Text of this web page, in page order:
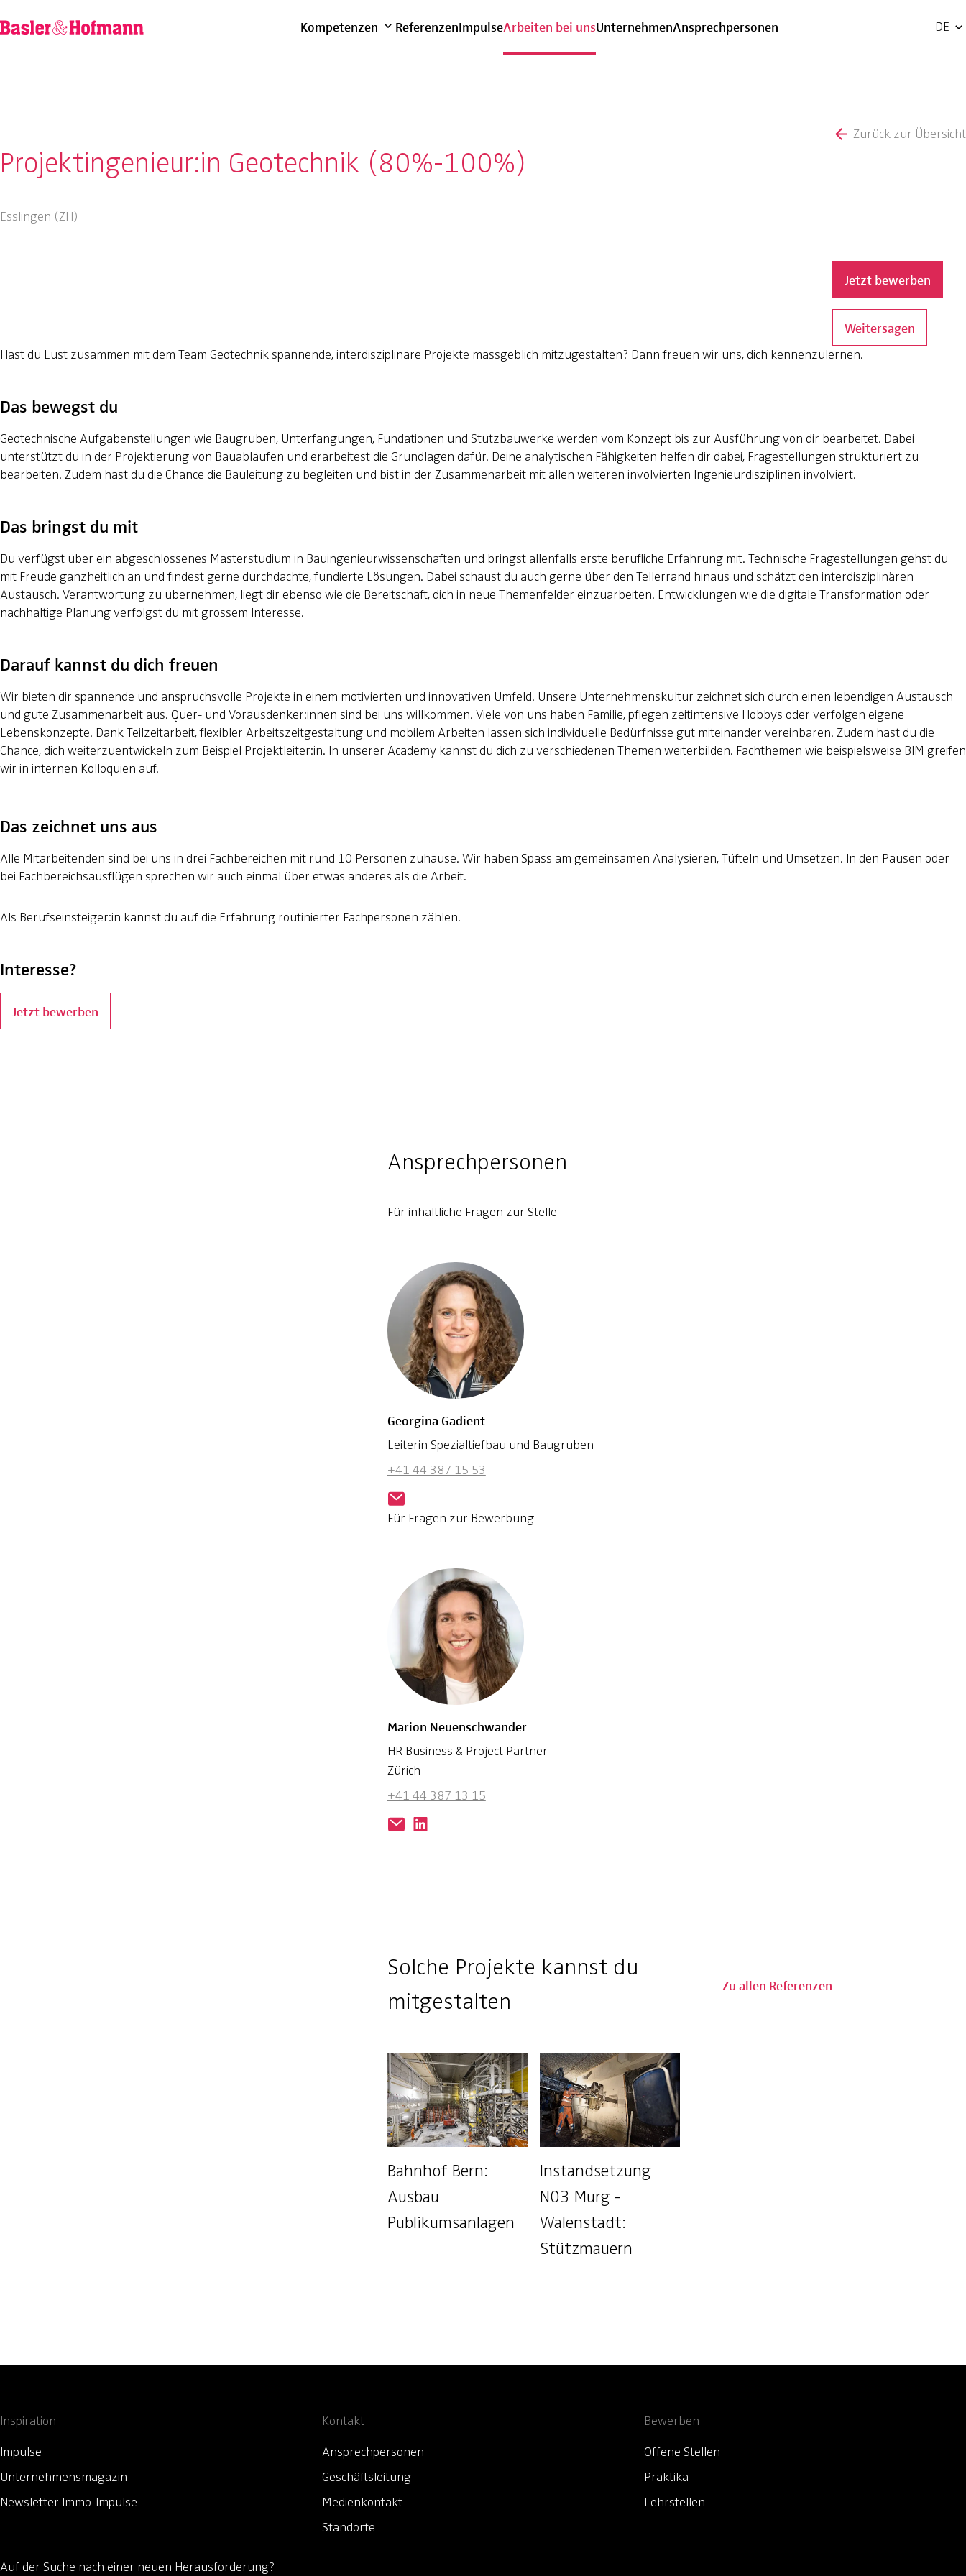
Kompetenzen
ReferenzenImpulseArbeiten bei unsUnternehmenAnsprechpersonen DE
EN
Zurück zur Übersicht
Projektingenieur:in Geotechnik (80%-100%)
Esslingen (ZH)
Jetzt bewerben
Weitersagen
Hast du Lust zusammen mit dem Team Geotechnik spannende, interdisziplinäre Projekte massgeblich mitzugestalten? Dann freuen wir uns, dich kennenzulernen.
Das bewegst du
Geotechnische Aufgabenstellungen wie Baugruben, Unterfangungen, Fundationen und Stützbauwerke werden vom Konzept bis zur Ausführung von dir bearbeitet. Dabei
unterstützt du in der Projektierung von Bauabläufen und erarbeitest die Grundlagen dafür. Deine analytischen Fähigkeiten helfen dir dabei, Fragestellungen strukturiert zu
bearbeiten. Zudem hast du die Chance die Bauleitung zu begleiten und bist in der Zusammenarbeit mit allen weiteren involvierten Ingenieurdisziplinen involviert.
Das bringst du mit
Du verfügst über ein abgeschlossenes Masterstudium in Bauingenieurwissenschaften und bringst allenfalls erste berufliche Erfahrung mit. Technische Fragestellungen gehst du
mit Freude ganzheitlich an und findest gerne durchdachte, fundierte Lösungen. Dabei schaust du auch gerne über den Tellerrand hinaus und schätzt den interdisziplinären
Austausch. Verantwortung zu übernehmen, liegt dir ebenso wie die Bereitschaft, dich in neue Themenfelder einzuarbeiten. Entwicklungen wie die digitale Transformation oder
nachhaltige Planung verfolgst du mit grossem Interesse.
Darauf kannst du dich freuen
Wir bieten dir spannende und anspruchsvolle Projekte in einem motivierten und innovativen Umfeld. Unsere Unternehmenskultur zeichnet sich durch einen lebendigen Austausch
und gute Zusammenarbeit aus. Quer- und Vorausdenker:innen sind bei uns willkommen. Viele von uns haben Familie, pflegen zeitintensive Hobbys oder verfolgen eigene
Lebenskonzepte. Dank Teilzeitarbeit, flexibler Arbeitszeitgestaltung und mobilem Arbeiten lassen sich individuelle Bedürfnisse gut miteinander vereinbaren. Zudem hast du die
Chance, dich weiterzuentwickeln zum Beispiel Projektleiter:in. In unserer Academy kannst du dich zu verschiedenen Themen weiterbilden. Fachthemen wie beispielsweise BIM greifen
wir in internen Kolloquien auf.
Das zeichnet uns aus
Alle Mitarbeitenden sind bei uns in drei Fachbereichen mit rund 10 Personen zuhause. Wir haben Spass am gemeinsamen Analysieren, Tüfteln und Umsetzen. In den Pausen oder
bei Fachbereichsausflügen sprechen wir auch einmal über etwas anderes als die Arbeit.
Als Berufseinsteiger:in kannst du auf die Erfahrung routinierter Fachpersonen zählen.
Interesse?
Jetzt bewerben
Ansprechpersonen
Für inhaltliche Fragen zur Stelle
Georgina Gadient
Leiterin Spezialtiefbau und Baugruben
+41 44 387 15 53
Für Fragen zur Bewerbung
Marion Neuenschwander
HR Business & Project Partner
Zürich
+41 44 387 13 15
Solche Projekte kannst du
mitgestalten
Bahnhof Bern:
Ausbau
Publikumsanlagen
Instandsetzung
N03 Murg -
Walenstadt:
Stützmauern
Zu allen Referenzen
Inspiration
Impulse
Unternehmensmagazin
Newsletter Immo-Impulse
Kontakt
Ansprechpersonen
Geschäftsleitung
Medienkontakt
Standorte
Bewerben
Offene Stellen
Praktika
Lehrstellen
Auf der Suche nach einer neuen Herausforderung?